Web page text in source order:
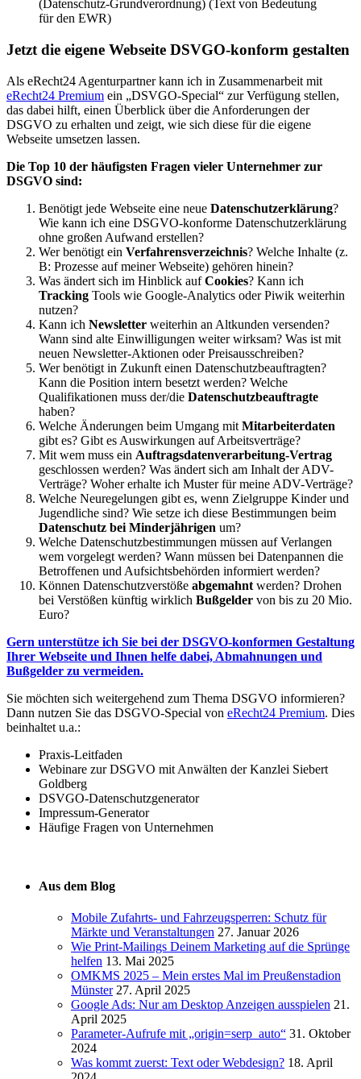
(Datenschutz-Grundverordnung) (Text von Bedeutung
für den EWR)
Jetzt die eigene Webseite DSVGO-konform gestalten
Als eRecht24 Agenturpartner kann ich in Zusammenarbeit mit
eRecht24 Premium ein „DSVGO-Special“ zur Verfügung stellen,
das dabei hilft, einen Überblick über die Anforderungen der
DSGVO zu erhalten und zeigt, wie sich diese für die eigene
Webseite umsetzen lassen.
Die Top 10 der häufigsten Fragen vieler Unternehmer zur
DSGVO sind:
Benötigt jede Webseite eine neue Datenschutzerklärung?
Wie kann ich eine DSGVO-konforme Datenschutzerklärung
ohne großen Aufwand erstellen?
Wer benötigt ein Verfahrensverzeichnis? Welche Inhalte (z.
B: Prozesse auf meiner Webseite) gehören hinein?
Was ändert sich im Hinblick aufCookies? Kann ich
Tracking Tools wie Google-Analytics oder Piwik weiterhin
nutzen?
Kann ich Newsletter weiterhin an Altkunden versenden?
Wann sind alte Einwilligungen weiter wirksam? Was ist mit
neuen Newsletter-Aktionen oder Preisausschreiben?
Wer benötigt in Zukunft einen Datenschutzbeauftragten?
Kann die Position intern besetzt werden? Welche
Qualifikationen muss der/die Datenschutzbeauftragte
haben?
Welche Änderungen beim Umgang mit Mitarbeiterdaten
gibt es? Gibt es Auswirkungen auf Arbeitsverträge?
Mit wem muss ein Auftragsdatenverarbeitung-Vertrag
geschlossen werden? Was ändert sich am Inhalt der ADV-
Verträge? Woher erhalte ich Muster für meine ADV-Verträge?
Welche Neuregelungen gibt es, wenn Zielgruppe Kinder und
Jugendliche sind? Wie setze ich diese Bestimmungen beim
Datenschutz bei Minderjährigen um?
Welche Datenschutzbestimmungen müssen auf Verlangen
wem vorgelegt werden? Wann müssen bei Datenpannen die
Betroffenen und Aufsichtsbehörden informiert werden?
Können Datenschutzverstöße abgemahnt werden? Drohen
bei Verstößen künftig wirklich Bußgelder von bis zu 20 Mio.
Euro?
Gern unterstütze ich Sie bei der DSGVO-konformen Gestaltung
Ihrer Webseite und Ihnen helfe dabei, Abmahnungen und
Bußgelder zu vermeiden.
Sie möchten sich weitergehend zum Thema DSGVO informieren?
Dann nutzen Sie das DSGVO-Special von eRecht24 Premium. Dies
beinhaltet u.a.:
Praxis-Leitfaden
Webinare zur DSGVO mit Anwälten der Kanzlei Siebert
Goldberg
DSVGO-Datenschutzgenerator
Impressum-Generator
Häufige Fragen von Unternehmen
Aus dem Blog
Mobile Zufahrts- und Fahrzeugsperren: Schutz für
Märkte und Veranstaltungen 27. Januar 2026
Wie Print-Mailings Deinem Marketing auf die Sprünge
helfen 13. Mai 2025
OMKMS 2025 – Mein erstes Mal im Preußenstadion
Münster 27. April 2025
Google Ads: Nur am Desktop Anzeigen ausspielen 21.
April 2025
Parameter-Aufrufe mit „origin=serp_auto“ 31. Oktober
2024
Was kommt zuerst: Text oder Webdesign? 18. April